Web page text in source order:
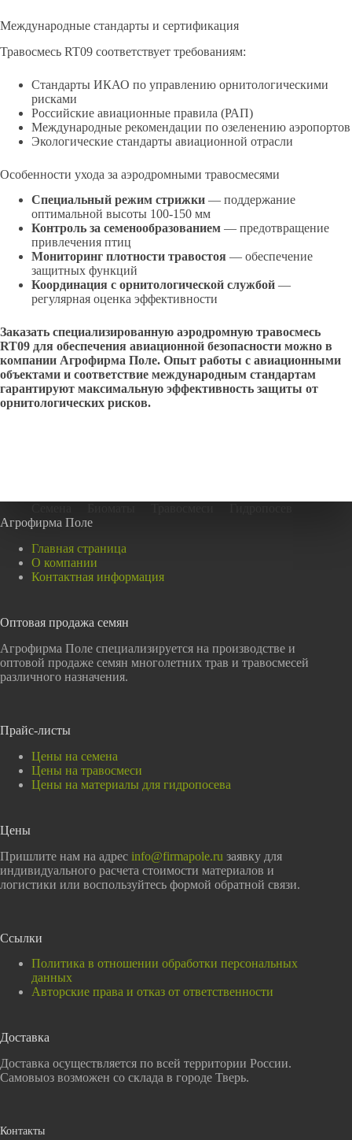
Международные стандарты и сертификация
Травосмесь RT09 соответствует требованиям:
Стандарты ИКАО по управлению орнитологическими
рисками
Российские авиационные правила (РАП)
Международные рекомендации по озеленению аэропортов
Экологические стандарты авиационной отрасли
Особенности ухода за аэродромными травосмесями
Специальный режим стрижки — поддержание
оптимальной высоты 100-150 мм
Контроль за семенообразованием — предотвращение
привлечения птиц
Мониторинг плотности травостоя — обеспечение
защитных функций
Координация с орнитологической службой —
регулярная оценка эффективности
Заказать специализированную аэродромную травосмесь
RT09 для обеспечения авиационной безопасности можно в
компании Агрофирма Поле. Опыт работы с авиационными
объектами и соответствие международным стандартам
гарантируют максимальную эффективность защиты от
орнитологических рисков.
Агрофирма Поле
Главная страница
О компании
Контактная информация
Оптовая продажа семян
Агрофирма Поле специализируется на производстве и
оптовой продаже семян многолетних трав и травосмесей
различного назначения.
Прайс-листы
Цены на семена
Цены на травосмеси
Цены на материалы для гидропосева
Цены
Пришлите нам на адрес info@firmapole.ru заявку для
индивидуального расчета стоимости материалов и
логистики или воспользуйтесь формой обратной связи.
Ссылки
Политика в отношении обработки персональных
данных
Авторские права и отказ от ответственности
Доставка
Доставка осуществляется по всей территории России.
Самовыоз возможен со склада в городе Тверь.
Контакты